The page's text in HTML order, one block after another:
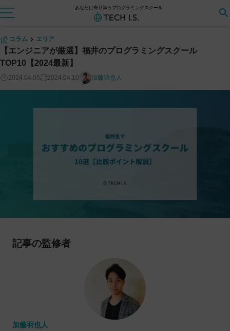
あなたに寄り添うプログラミングスクール
コラム エリア
【エンジニアが厳選】福井のプログラミングスクール
TOP10【2024最新】
2024.04.05 2024.04.10 加藤羽也人
記事の監修者
加藤羽也人